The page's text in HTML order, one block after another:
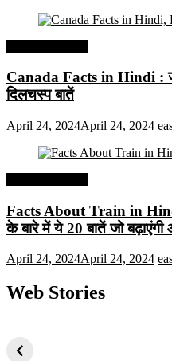
Canada Facts in Hindi :
दिलचस्प बातें
April 24, 2024April 24, 2024
Facts About Train in
के बारे में ये 20 बातें जो
April 24, 2024April 24, 2024
Web Stories
तकनीक जो आपको